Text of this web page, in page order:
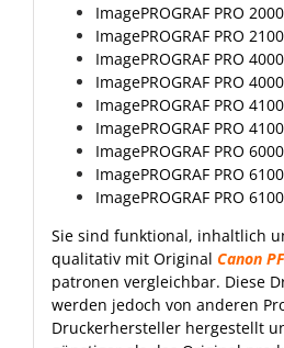
ImagePROGRAF PRO 2000
ImagePROGRAF PRO 2100
ImagePROGRAF PRO 4000
ImagePROGRAF PRO
ImagePROGRAF PRO 4100
ImagePROGRAF PRO
ImagePROGRAF PRO
ImagePROGRAF PRO 6100
ImagePROGRAF PRO
Sie sind funktional, inhaltlich
qualitativ mit Original Canon
patronen vergleichbar. Diese
werden jedoch von anderen
Druckerhersteller hergestellt